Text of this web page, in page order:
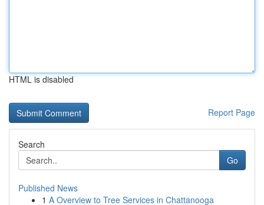
HTML is disabled
Report Page
Search
Go
Published News
1 A Overview to Tree Services in Chattanooga